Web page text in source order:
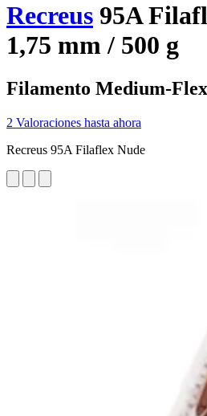
Recreus 95A
1,75 mm / 500 g
Filamento Medium-Flex
2 Valoraciones hasta ahora
Recreus 95A Filaflex Nude